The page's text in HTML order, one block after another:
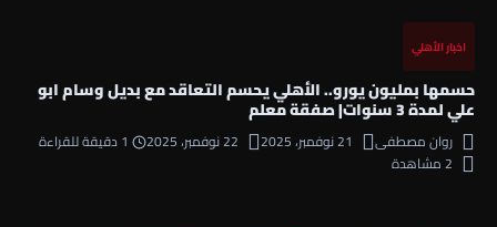
اخبار الأهلي
حسمها بمليون يورو.. الأهلي يحسم التعاقد مع بديل وسام ابو
علي لمدة 3 سنوات| صفقة معلم
روان مصطفى 21 نوفمبر، 2025 22 نوفمبر، 2025
1 دقيقة للقراءة
2 مشاهدة